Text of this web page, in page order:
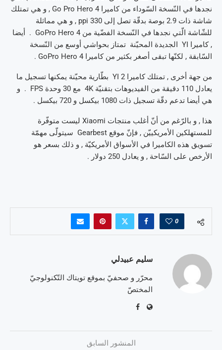
نجدها في النّسخة السّوداء من كاميرا Go Pro Hero 4 , و هي تمتلك
شاشة ذات 2.9 بوصة بدقّة تصل إلى 330 ppi , و هي مماثلة
للشّاشة الّتي نجدها في النّسخة الفضّية من GoPro Hero 4 . أيضا
, كاميرا YI الجديدة المحيّنة تمتاز بحواشي أوسع من النّسخة
السّابقة , لكنّها تبقى أصغر بكثير من كاميرا GoPro Hero 4 .
من جهة أخرى , تمتلك كاميرا YI 2 بطّارية محيّنة يمكنها تسجيل ما
يعادل 110 دقيقة من الفيديوهات بتقنيّة 4K مع 30 وحدة FPS . و
هي أيضا تدعم دقّة تسجيل ذات 1080 بيكسل و 720 بيكسل .
هذا , و بالرّغم من أنّ أغلب منتجات Xiaomi ليست متوفّرة
للمستهلكين الأمريكييّن , فإنّ موقع Gearbest سيتولّى مهمّة
تسويق هذه الكاميرا في الأسواق الأمريكيّة , و ذلك بسعر هو
الأرخص على السّاحة , و يعادل 250 دولار .
0
سليم عبيدلي
محرّر و صحفيّ بموقع تويتاك التّكنولوجيّ
المختصّ
المنشور السابق